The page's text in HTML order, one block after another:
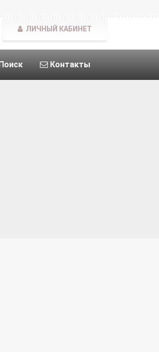
Контакты
ЛИЧНЫЙ КАБИНЕТ